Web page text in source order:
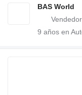
BAS World
9 años en